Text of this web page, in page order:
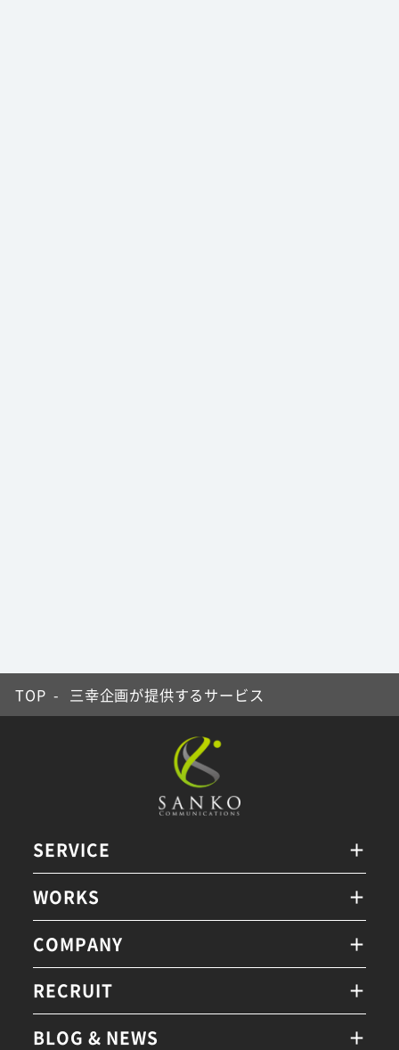
TOP - 三幸企画が提供するサービス
SERVICE
WORKS
COMPANY
RECRUIT
BLOG & NEWS